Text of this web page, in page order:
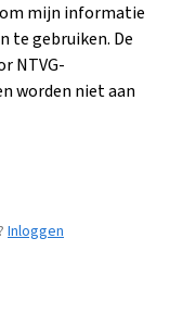
mijn informatie
te gebruiken. De
NTVG-
worden niet aan
Inloggen